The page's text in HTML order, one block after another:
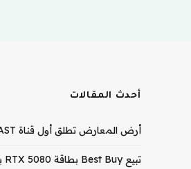
أحدث المقالات
أرض المعارض تطلق أول قناة FAST حصرية للذكاء الاصطناعي
تبيع Best Buy بطاقة RTX 5080 بسعر أعلى من سعر MSRP الخاص بـ RTX 5090